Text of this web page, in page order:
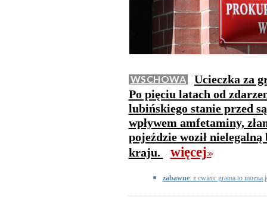
WSCHOWA
Ucieczka za
Po pięciu latach od
lubińskiego stanie przed
wpływem amfetaminy,
pojeździe woził
kraju.
więcej>>
zabawne: z cwierc grama to mozna